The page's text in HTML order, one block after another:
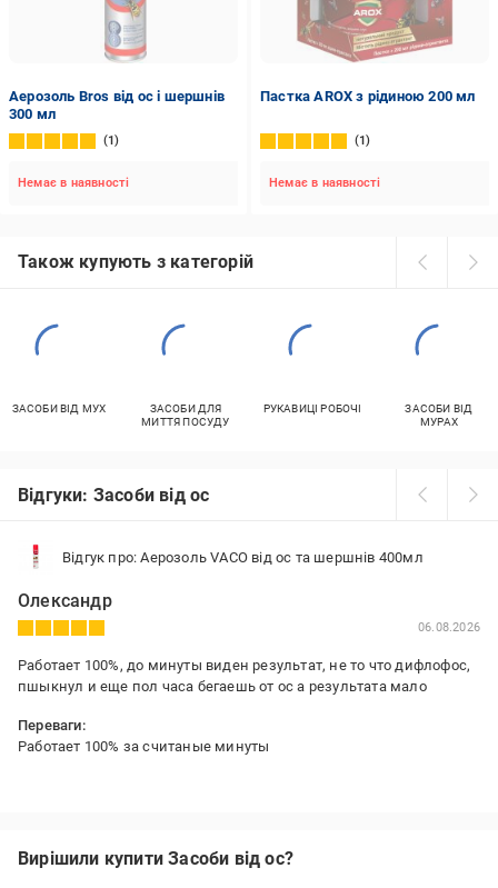
Аерозоль Bros від ос і шершнів
300 мл
1
Немає в наявності
Пастка AROX з рідиною 200 мл
1
Немає в наявності
Також купують з категорій
ЗАСОБИ ВІД МУХ
ЗАСОБИ ДЛЯ
МИТТЯ ПОСУДУ
РУКАВИЦІ РОБОЧІ
ЗАСОБИ ВІД
МУРАХ
Відгуки: Засоби від ос
Відгук про: Аерозоль VACO від ос та шершнів 400мл
Олександр
06.08.2026
Работает 100%, до минуты виден результат, не то что дифлофос,
пшыкнул и еще пол часа бегаешь от ос а результата мало
Переваги:
Работает 100% за считаные минуты
Вирішили купити Засоби від ос?